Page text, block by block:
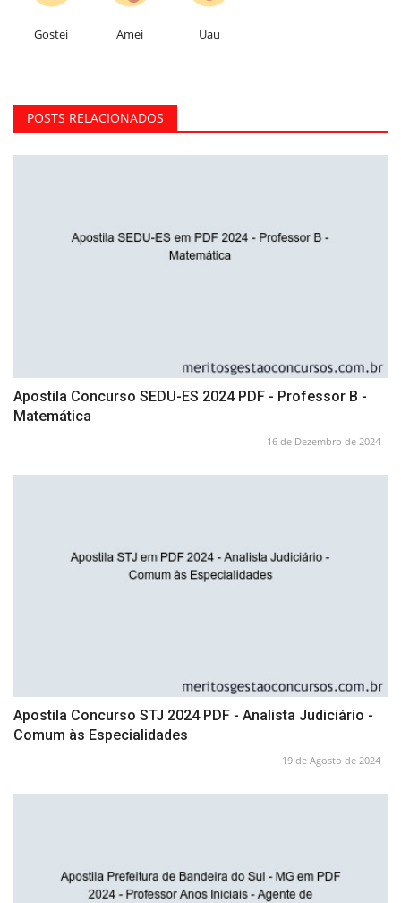
Gostei Amei Uau
POSTS RELACIONADOS
Apostila Concurso SEDU-ES 2024 PDF - Professor B -
Matemática
16 de Dezembro de 2024
Apostila Concurso STJ 2024 PDF - Analista Judiciário -
Comum às Especialidades
19 de Agosto de 2024